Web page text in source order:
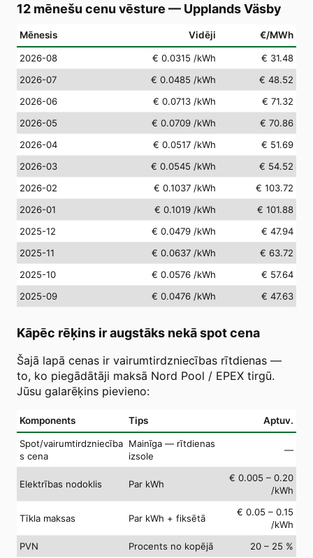
12 mēnešu cenu vēsture — Upplands Väsby
Mēnesis Vidēji €/MWh
2026-08 € 0.0315 /kWh
€ 31.48
2026-07
€ 0.0485 /kWh
€ 48.52
2026-06
€ 0.0713 /kWh
€ 71.32
2026-05
€ 0.0709 /kWh
€ 70.86
2026-04
€ 0.0517 /kWh
€ 51.69
2026-03
€ 0.0545 /kWh
€ 54.52
2026-02
€ 0.1037 /kWh
€ 103.72
2026-01
€ 0.1019 /kWh
€ 101.88
2025-12
€ 0.0479 /kWh
€ 47.94
2025-11
€ 0.0637 /kWh
€ 63.72
2025-10
€ 0.0576 /kWh
€ 57.64
2025-09
€ 0.0476 /kWh € 47.63
Kāpēc rēķins ir augstāks nekā spot cena
Šajā lapā cenas ir vairumtirdzniecības rītdienas —
to, ko piegādātāji maksā Nord Pool / EPEX tirgū.
Jūsu galarēķins pievieno:
Komponents Tips Aptuv.
Spot/vairumtirdzniecība
s cena
Mainīga — rītdienas
izsole
—
Elektrības nodoklis Par kWh
€ 0.005 – 0.20
/kWh
Tīkla maksas Par kWh + fiksētā
€ 0.05 – 0.15
/kWh
PVN
Procents no kopējā 20 – 25 %